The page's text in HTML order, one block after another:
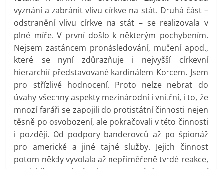
vyznání a zabránit vlivu církve na stát. Druhá část –
odstranění vlivu církve na stát – se realizovala v
plné míře. V první došlo k některým pochybením.
Nejsem zastáncem pronásledování, mučení apod.,
které se nyní zdůrazňuje i nejvyšší církevní
hierarchií představované kardinálem Korcem. Jsem
pro střízlivé hodnocení. Proto nelze nebrat do
úvahy všechny aspekty mezinárodní i vnitřní, i to, že
mnozí faráři se zapojili do protistátní činnosti nejen
těsně po osvobození, ale pokračovali v této činnosti
i později. Od podpory banderovců až po špionáž
pro americké a jiné tajné služby. Jejich činnost
potom někdy vyvolala až nepřiměřeně tvrdé reakce,